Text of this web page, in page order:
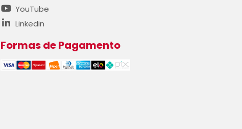
YouTube
Linkedin
Formas de Pagamento